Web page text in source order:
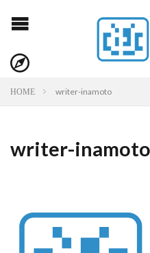
HOME writer-inamoto
writer-inamoto